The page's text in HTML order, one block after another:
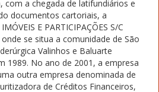
com a chegada de latifundiários e
documentos cartoriais, a
E PARTICIPAÇÕES S/C
se situa a comunidade de São
Valinhos e Baluarte
1989. No ano de 2001, a empresa
outra empresa denominada de
de Créditos Financeiros,